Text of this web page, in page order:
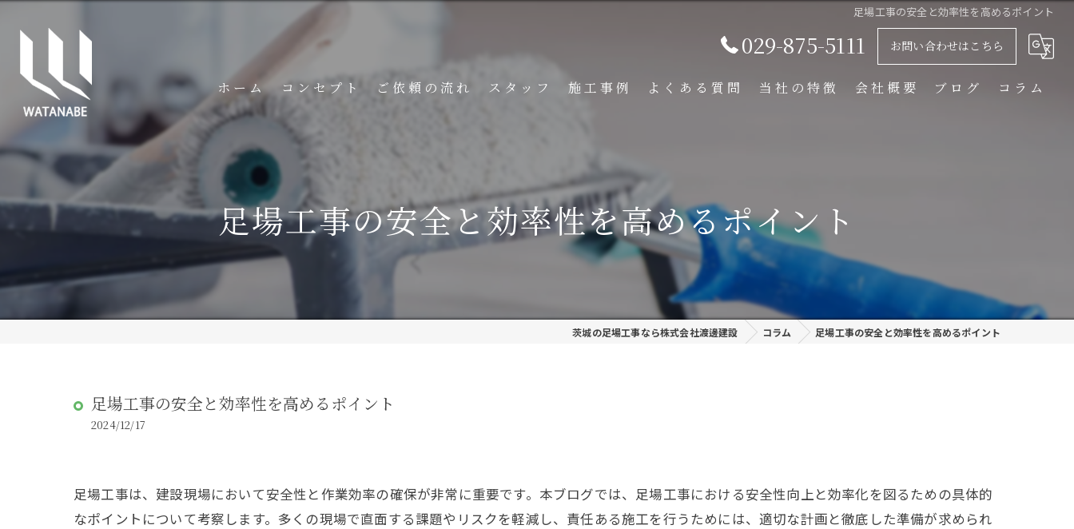
足場工事の安全と効率性を高めるポイント
029-875-5111 お問い合わせはこちら
ホーム コンセプト ご依頼の流れ スタッフ 施工事例 よくある質問 当社の特徴
プラント工事
リース
会社概要 ブログ コラム
足場工事の安全と効率性を高めるポイント
茨城の足場工事なら株式会社渡邊建設 コラム 足場工事の安全と効率性を高めるポイント
足場工事の安全と効率性を高めるポイント
2024/12/17
足場工事は、建設現場において安全性と作業効率の確保が非常に重要です。本ブログでは、足場工事における安全性向上と効率化を図るための具体的
なポイントについて考察します。多くの現場で直面する課題やリスクを軽減し、責任ある施工を行うためには、適切な計画と徹底した準備が求められ